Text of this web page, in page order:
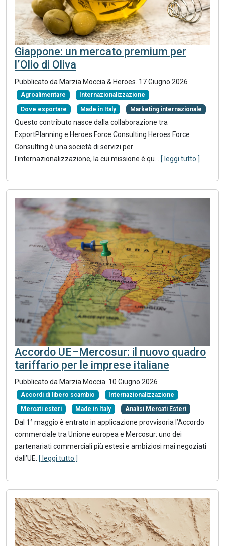
Giappone: un mercato premium per
l’Olio di Oliva
Pubblicato da Marzia Moccia & Heroes. 17 Giugno 2026 .
Agroalimentare Internazionalizzazione
Dove esportare Made in Italy Marketing internazionale
Questo contributo nasce dalla collaborazione tra
ExportPlanning e Heroes Force Consulting Heroes Force
Consulting è una società di servizi per
l'internazionalizzazione, la cui missione è qu...
[ leggi tutto ]
Accordo UE–Mercosur: il nuovo quadro
tariffario per le imprese italiane
Pubblicato da Marzia Moccia. 10 Giugno 2026
Accordi di libero scambio Internazionalizzazione
Mercati esteri Made in Italy Analisi Mercati Esteri
Dal 1° maggio è entrato in applicazione provvisoria l’Accordo
commerciale tra Unione europea e Mercosur: uno dei
partenariati commerciali più estesi e ambiziosi mai negoziati
dall’UE. [ leggi tutto ]